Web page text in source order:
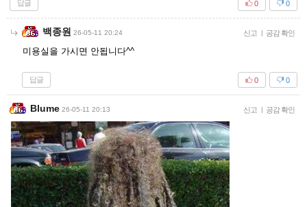
답글 0
0
백종원 26-05-11 20:24 신고 | 공감 확인
미용실을 가시면 안됩니다^^
답글 0
0
Blume 26-05-11 20:13 신고 | 공감 확인